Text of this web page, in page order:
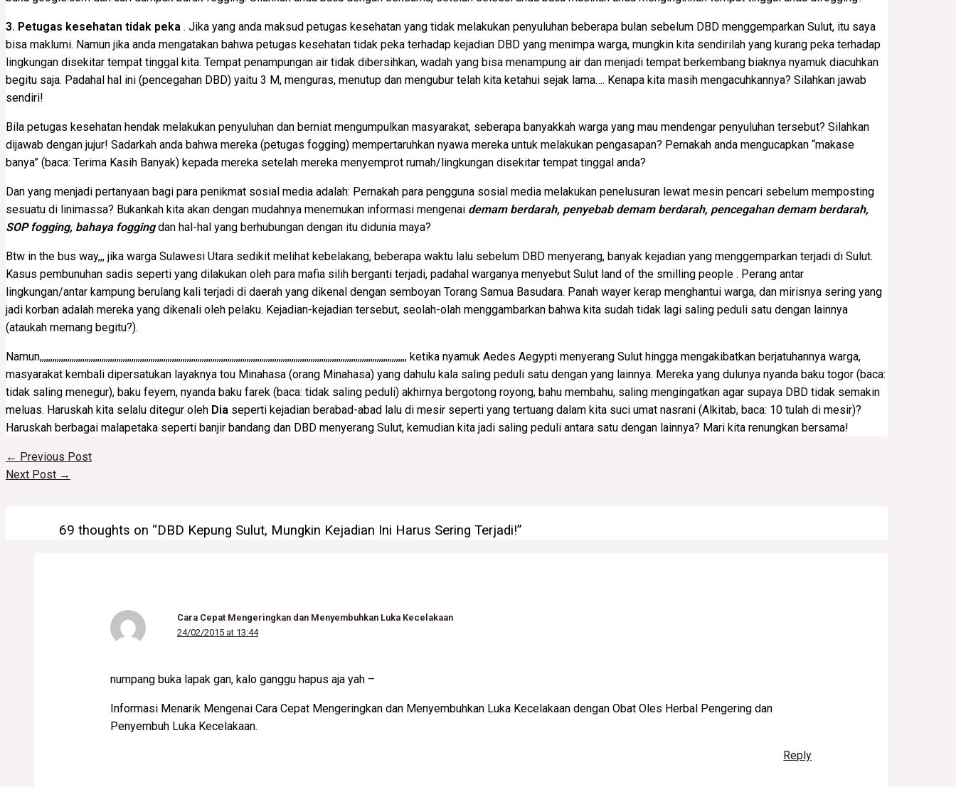
3. Petugas kesehatan tidak peka . Jika yang anda maksud petugas kesehatan yang tidak melakukan penyuluhan beberapa bulan sebelum DBD menggemparkan Sulut, itu saya
bisa maklumi. Namun jika anda mengatakan bahwa petugas kesehatan tidak peka terhadap kejadian DBD yang menimpa warga, mungkin kita sendirilah yang kurang peka terhadap
lingkungan disekitar tempat tinggal kita. Tempat penampungan air tidak dibersihkan, wadah yang bisa menampung air dan menjadi tempat berkembang biaknya nyamuk diacuhkan
begitu saja. Padahal hal ini (pencegahan DBD) yaitu 3 M, menguras, menutup dan mengubur telah kita ketahui sejak lama…. Kenapa kita masih mengacuhkannya? Silahkan jawab
sendiri!
Bila petugas kesehatan hendak melakukan penyuluhan dan berniat mengumpulkan masyarakat, seberapa banyakkah warga yang mau mendengar penyuluhan tersebut? Silahkan
dijawab dengan jujur! Sadarkah anda bahwa mereka (petugas fogging) mempertaruhkan nyawa mereka untuk melakukan pengasapan? Pernakah anda mengucapkan “makase
banya” (baca: Terima Kasih Banyak) kepada mereka setelah mereka menyemprot rumah/lingkungan disekitar tempat tinggal anda?
Dan yang menjadi pertanyaan bagi para penikmat sosial media adalah: Pernakah para pengguna sosial media melakukan penelusuran lewat mesin pencari sebelum memposting
sesuatu di linimassa? Bukankah kita akan dengan mudahnya menemukan informasi mengenai demam berdarah, penyebab demam berdarah, pencegahan demam berdarah,
SOP fogging, bahaya fogging dan hal-hal yang berhubungan dengan itu didunia maya?
Btw in the bus way,,, jika warga Sulawesi Utara sedikit melihat kebelakang, beberapa waktu lalu sebelum DBD menyerang, banyak kejadian yang menggemparkan terjadi di Sulut.
Kasus pembunuhan sadis seperti yang dilakukan oleh para mafia silih berganti terjadi, padahal warganya menyebut Sulut land of the smilling people . Perang antar
lingkungan/antar kampung berulang kali terjadi di daerah yang dikenal dengan semboyan Torang Samua Basudara. Panah wayer kerap menghantui warga, dan mirisnya sering yang
jadi korban adalah mereka yang dikenali oleh pelaku. Kejadian-kejadian tersebut, seolah-olah menggambarkan bahwa kita sudah tidak lagi saling peduli satu dengan lainnya
(ataukah memang begitu?).
Namun,,,,,,,,,,,,,,,,,,,,,,,,,,,,,,,,,,,,,,,,,,,,,,,,,,,,,,,,,,,,,,,,,,,,,,,,,,,,,,,,,,,,,,,,,,,,,,,,,,,,,,,,,,,,,,,,,,,,,,,,,,,,,,,,,,,,,,,,,,,,,,,,,,,,,,,,,,,,,,,,,,,,,,,,,,,, ketika nyamuk Aedes Aegypti menyerang Sulut hingga mengakibatkan berjatuhannya warga,
masyarakat kembali dipersatukan layaknya tou Minahasa (orang Minahasa) yang dahulu kala saling peduli satu dengan yang lainnya. Mereka yang dulunya nyanda baku togor (baca:
tidak saling menegur), baku feyem, nyanda baku farek (baca: tidak saling peduli) akhirnya bergotong royong, bahu membahu, saling mengingatkan agar supaya DBD tidak semakin
meluas. Haruskah kita selalu ditegur oleh Dia seperti kejadian berabad-abad lalu di mesir seperti yang tertuang dalam kita suci umat nasrani (Alkitab, baca: 10 tulah di mesir)?
Haruskah berbagai malapetaka seperti banjir bandang dan DBD menyerang Sulut, kemudian kita jadi saling peduli antara satu dengan lainnya? Mari kita renungkan bersama!
← Previous Post
Next Post →
69 thoughts on “DBD Kepung Sulut, Mungkin Kejadian Ini Harus Sering Terjadi!”
Cara Cepat Mengeringkan dan Menyembuhkan Luka Kecelakaan
24/02/2015 at 13:44
numpang buka lapak gan, kalo ganggu hapus aja yah –
Informasi Menarik Mengenai Cara Cepat Mengeringkan dan Menyembuhkan Luka Kecelakaan dengan Obat Oles Herbal Pengering dan
Penyembuh Luka Kecelakaan.
Reply